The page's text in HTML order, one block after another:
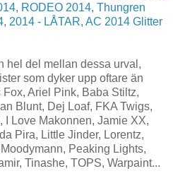
, RODEO 2014, Thungren
, 2014 - LÅTAR, AC 2014 Glitter
hel del mellan dessa urval,
som dyker upp oftare än
Ariel Pink, Baba Stiltz,
Blunt, Dej Loaf, FKA Twigs,
I Love Makonnen, Jamie XX,
Pira, Little Jinder, Lorentz,
Peaking Lights,
Tinashe, TOPS, Warpaint...